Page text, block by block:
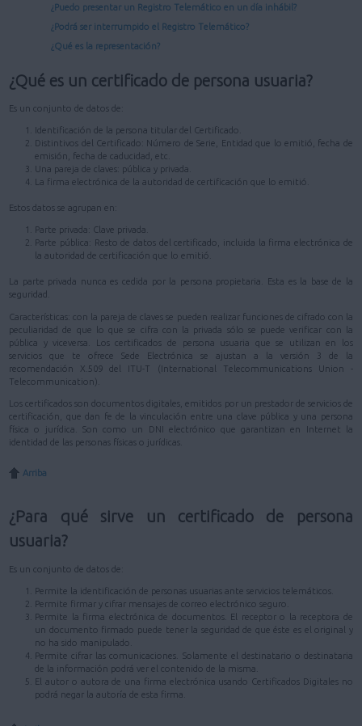
¿Puedo presentar un Registro Telemático en un día inhábil?
¿Podrá ser interrumpido el Registro Telemático?
¿Qué es la representación?
¿Qué es un certificado de persona usuaria?
Es un conjunto de datos de:
Identificación de la persona titular del Certificado.
Distintivos del Certificado: Número de Serie, Entidad que lo emitió, fecha de
emisión, fecha de caducidad, etc.
Una pareja de claves: pública y privada.
La firma electrónica de la autoridad de certificación que lo emitió.
Estos datos se agrupan en:
Parte privada: Clave privada.
Parte pública: Resto de datos del certificado, incluida la firma electrónica de
la autoridad de certificación que lo emitió.
La parte privada nunca es cedida por la persona propietaria. Esta es la base de la
seguridad.
Características: con la pareja de claves se pueden realizar funciones de cifrado con la
peculiaridad de que lo que se cifra con la privada sólo se puede verificar con la
pública y viceversa. Los certificados de persona usuaria que se utilizan en los
servicios que te ofrece Sede Electrónica se ajustan a la versión 3 de la
recomendación X.509 del ITU-T (International Telecommunications Union -
Telecommunication).
Los certificados son documentos digitales, emitidos por un prestador de servicios de
certificación, que dan fe de la vinculación entre una clave pública y una persona
física o jurídica. Son como un DNI electrónico que garantizan en Internet la
identidad de las personas físicas o jurídicas.
Arriba
¿Para qué sirve un certificado de persona
usuaria?
Es un conjunto de datos de:
Permite la identificación de personas usuarias ante servicios telemáticos.
Permite firmar y cifrar mensajes de correo electrónico seguro.
Permite la firma electrónica de documentos. El receptor o la receptora de
un documento firmado puede tener la seguridad de que éste es el original y
no ha sido manipulado.
Permite cifrar las comunicaciones. Solamente el destinatario o destinataria
de la información podrá ver el contenido de la misma.
El autor o autora de una firma electrónica usando Certificados Digitales no
podrá negar la autoría de esta firma.